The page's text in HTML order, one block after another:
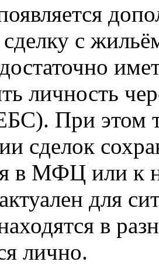
с
личность
При этом
сделок
в МФЦ или к
для
в
лично.